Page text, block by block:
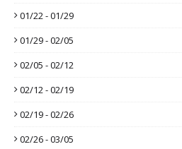
01/22 - 01/29
01/29 - 02/05
02/05 - 02/12
02/12 - 02/19
02/19 - 02/26
02/26 - 03/05